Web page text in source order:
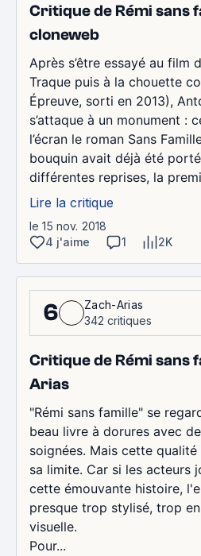
Critique de Rémi sans
cloneweb
Après s’être essayé au film
Traque puis à la chouette
Épreuve, sorti en 2013),
s’attaque à un monument :
l’écran le roman Sans
bouquin avait déjà été porté
différentes reprises, la
Lire la critique
le 15 nov. 2018
4 j'aime
1 2K
6
Zach-Arias
342 critiques
Critique de Rémi sans
Arias
"Rémi sans famille" se
beau livre à dorures avec
soignées. Mais cette
sa limite. Car si les acteurs
cette émouvante histoire,
presque trop stylisé, trop
visuelle.
Pour...